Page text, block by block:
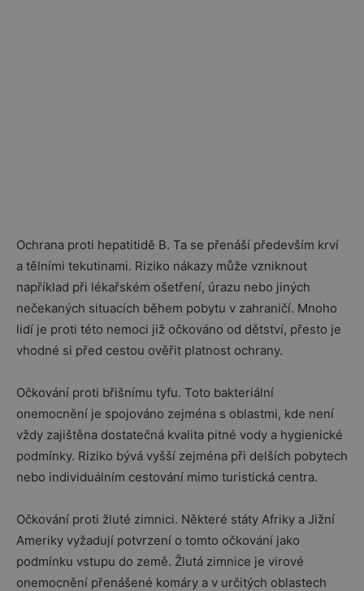
Ochrana proti hepatitidě B. Ta se přenáší především krví
a tělními tekutinami. Riziko nákazy může vzniknout
například při lékařském ošetření, úrazu nebo jiných
nečekaných situacích během pobytu v zahraničí. Mnoho
lidí je proti této nemoci již očkováno od dětství, přesto je
vhodné si před cestou ověřit platnost ochrany.
Očkování proti břišnímu tyfu. Toto bakteriální
onemocnění je spojováno zejména s oblastmi, kde není
vždy zajištěna dostatečná kvalita pitné vody a hygienické
podmínky. Riziko bývá vyšší zejména při delších pobytech
nebo individuálním cestování mimo turistická centra.
Očkování proti žluté zimnici. Některé státy Afriky a Jižní
Ameriky vyžadují potvrzení o tomto očkování jako
podmínku vstupu do země. Žlutá zimnice je virové
onemocnění přenášené komáry a v určitých oblastech